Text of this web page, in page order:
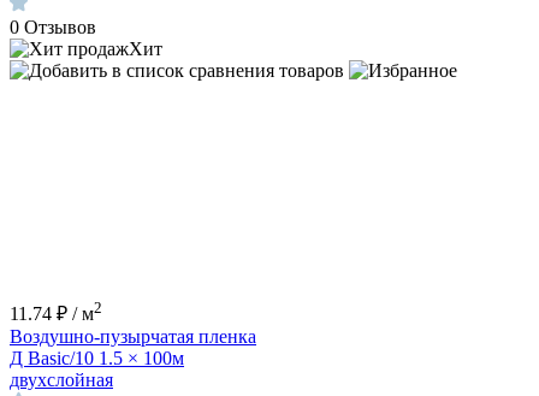
0 Отзывов
Хит
11.74 ₽ / м2
Воздушно-пузырчатая пленка
Д Basic/10 1.5 × 100м
двухслойная